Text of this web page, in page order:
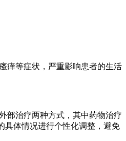
痒等症状，严重影响患者的生活
部治疗两种方式，其中药物治疗
具体情况进行个性化调整，避免